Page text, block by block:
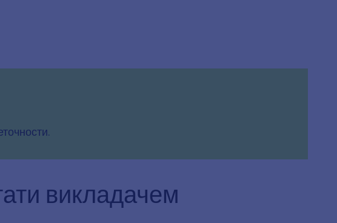
викладачем